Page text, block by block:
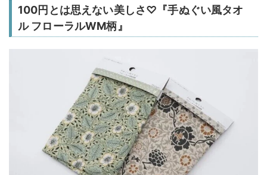
100円とは思えない美しさ♡『手ぬぐい風タオ
ル フローラルWM柄』